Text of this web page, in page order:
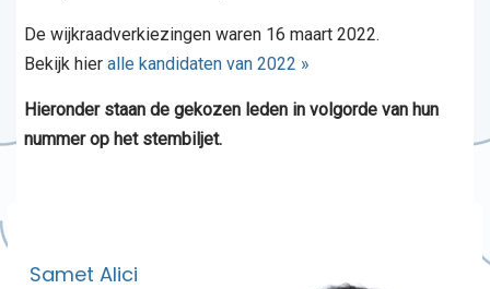
De wijkraadverkiezingen waren 16 maart 2022.
Bekijk hier alle kandidaten van 2022 »
Hieronder staan de gekozen leden in volgorde van hun
nummer op het stembiljet.
Samet Alici